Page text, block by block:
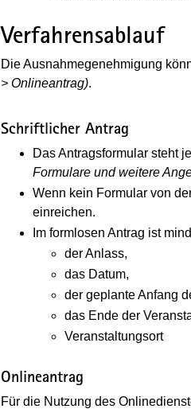
Verfahrensablauf
Die Ausnahmegenehmigung
> Onlineantrag).
Schriftlicher Antrag
Das Antragsformular steht
Formulare und weitere
Wenn kein Formular von
einreichen.
Im formlosen Antrag ist
der Anlass,
das Datum,
der geplante Anfang
das Ende der
Veranstaltungsort
Onlineantrag
Für die Nutzung des